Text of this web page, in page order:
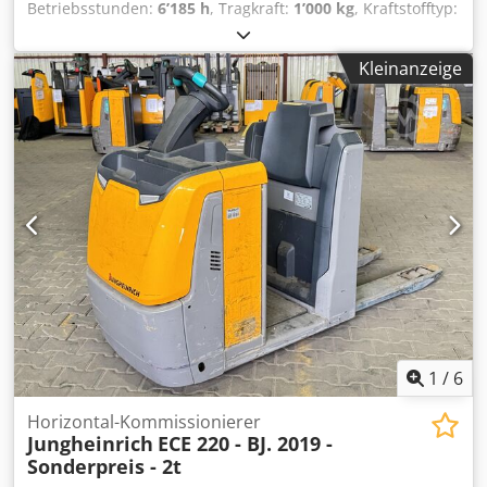
Betriebsstunden: 6’185 h, Tragkraft: 1’000 kg, Kraftstofftyp:
, Bauhöhe:
Hersteller: Jungheinrich Chjdpoy Rnbqsfx Ak Eea Typ:
Jungheinrich ECE 310 - Elektro-Kommissionierer
Antriebsart: Elektro Tragkraft: 1.000 kg Hubhöhe: 70 mm
Lastschwerpunkt: 600 mm Baujahr: 2014 Betriebsstunden:
2.884 Seriennr.: 91580720 Mastdaten
Kleinanzeige
1 / 6
Horizontal-Kommissionierer
Jungheinrich ECE 220 - BJ. 2019 -
Sonderpreis - 2t